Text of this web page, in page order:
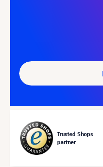
Trusted Shops
partner